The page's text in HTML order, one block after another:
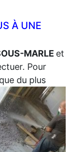
À UNE
MARLE et
Pour
du plus